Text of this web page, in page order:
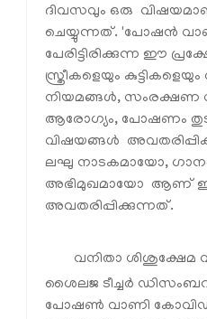
ദിവസവും ഒരു
ചെയ്യുന്നത്. 'പോഷന്‍
പേരിട്ടിരിക്കുന്ന ഈ
സ്ത്രീകളെയും
നിയമങ്ങള്‍, സംരക്ഷണ
ആരോഗ്യം, പോഷണം
വിഷയങ്ങള്‍
ലഘു നാടകമായോ,
അഭിമുഖമായോ ആണ്
അവതരിപ്പിക്കുന്നത്.
വനിതാ ശിശുക്ഷേമ
ശൈലജ ടീച്ചര്‍
പോഷണ്‍ വാണി